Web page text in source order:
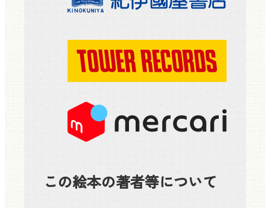
この絵本の著者等について